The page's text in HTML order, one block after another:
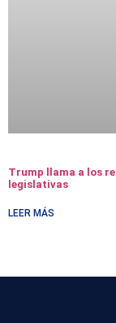
Trump llama a los
legislativas
LEER MÁS